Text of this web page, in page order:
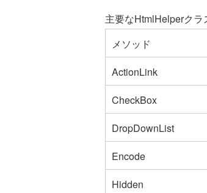
主要なHtmlHelperクラ
メソッド
ActionLink
CheckBox
DropDownList
Encode
Hidden